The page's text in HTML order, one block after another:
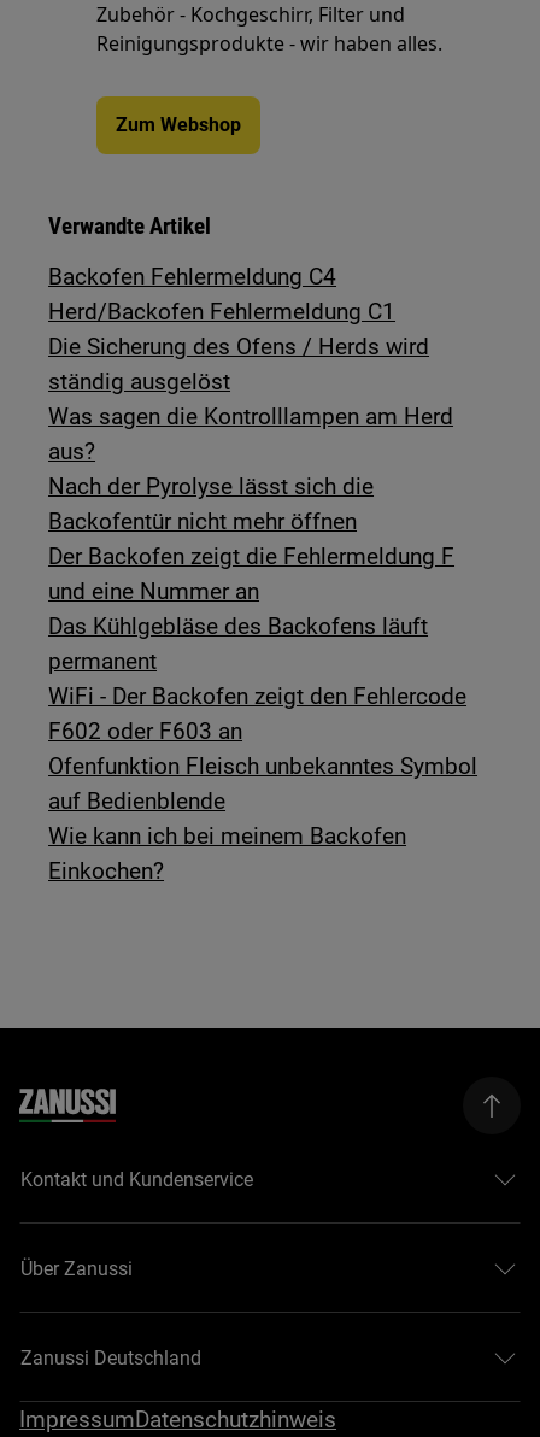
Zubehör - Kochgeschirr, Filter und
Reinigungsprodukte - wir haben alles.
Zum Webshop
Verwandte Artikel
Backofen Fehlermeldung C4
Herd/Backofen Fehlermeldung C1
Die Sicherung des Ofens / Herds wird
ständig ausgelöst
Was sagen die Kontrolllampen am Herd
aus?
Nach der Pyrolyse lässt sich die
Backofentür nicht mehr öffnen
Der Backofen zeigt die Fehlermeldung F
und eine Nummer an
Das Kühlgebläse des Backofens läuft
permanent
WiFi - Der Backofen zeigt den Fehlercode
F602 oder F603 an
Ofenfunktion Fleisch unbekanntes Symbol
auf Bedienblende
Wie kann ich bei meinem Backofen
Einkochen?
Kontakt und Kundenservice
Über Zanussi
Zanussi Deutschland
ImpressumDatenschutzhinweis